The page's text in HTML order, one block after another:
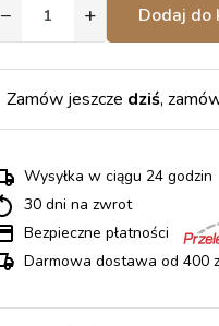
− + Dodaj do
Zamów jeszcze dziś,
Wysyłka w ciągu 24 godzin
30 dni na zwrot
Bezpieczne płatności
Darmowa dostawa od 400